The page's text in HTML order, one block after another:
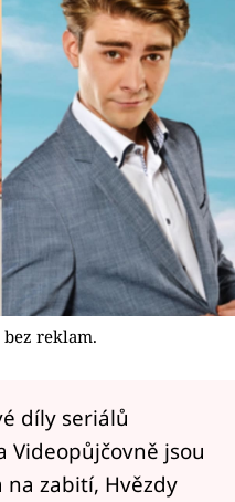
reklam.
díly seriálů
Videopůjčovně jsou
na zabití, Hvězdy